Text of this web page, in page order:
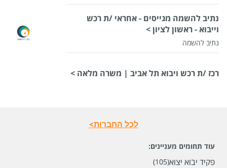
נתיב להשמה מגייסים - אחראי /ת רכש
וייבוא - ראשון לציון >
נתיב להשמה
רכז /ת רכש ויבוא תל אביב | משרה מלאה >
לכל החברות>
עוד תחומים מעניינים:
פקיד יבוא יצוא(105)